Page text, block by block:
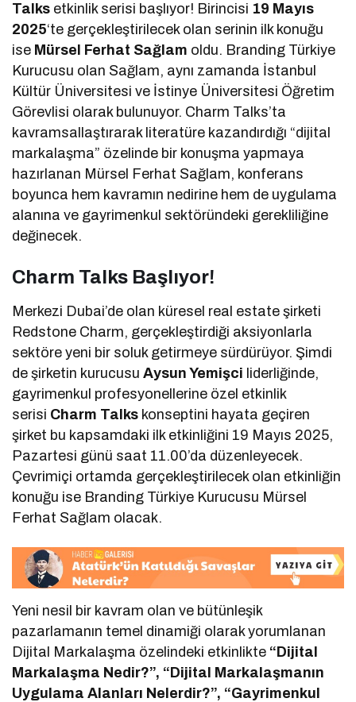
Talks etkinlik serisi başlıyor! Birincisi 19 Mayıs
2025‘te gerçekleştirilecek olan serinin ilk konuğu
ise Mürsel Ferhat Sağlam oldu. Branding Türkiye
Kurucusu olan Sağlam, aynı zamanda İstanbul
Kültür Üniversitesi ve İstinye Üniversitesi Öğretim
Görevlisi olarak bulunuyor. Charm Talks’ta
kavramsallaştırarak literatüre kazandırdığı “dijital
markalaşma” özelinde bir konuşma yapmaya
hazırlanan Mürsel Ferhat Sağlam, konferans
boyunca hem kavramın nedirine hem de uygulama
alanına ve gayrimenkul sektöründeki gerekliliğine
değinecek.
Charm Talks Başlıyor!
Merkezi Dubai’de olan küresel real estate şirketi
Redstone Charm, gerçekleştirdiği aksiyonlarla
sektöre yeni bir soluk getirmeye sürdürüyor. Şimdi
de şirketin kurucusuAysun Yemişci liderliğinde,
gayrimenkul profesyonellerine özel etkinlik
serisi Charm Talks konseptini hayata geçiren
şirket bu kapsamdaki ilk etkinliğini 19 Mayıs 2025,
Pazartesi günü saat 11.00’da düzenleyecek.
Çevrimiçi ortamda gerçekleştirilecek olan etkinliğin
konuğu ise Branding Türkiye Kurucusu Mürsel
Ferhat Sağlam olacak.
Yeni nesil bir kavram olan ve bütünleşik
pazarlamanın temel dinamiği olarak yorumlanan
Dijital Markalaşma özelindeki etkinlikte “Dijital
Markalaşma Nedir?”, “Dijital Markalaşmanın
Uygulama Alanları Nelerdir?”, “Gayrimenkul